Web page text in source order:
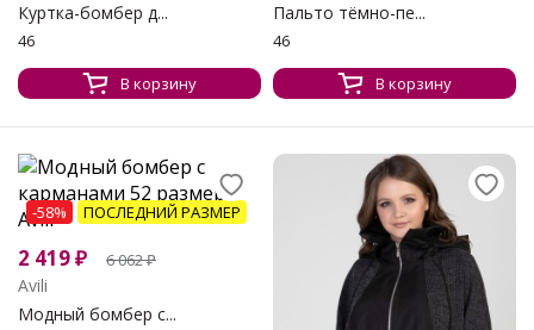
Куртка-бомбер д...
46
В корзину
Пальто тёмно-пе...
46
В корзину
-58% ПОСЛЕДНИЙ РАЗМЕР
2 419₽ 6 062₽
Avili
Модный бомбер с...